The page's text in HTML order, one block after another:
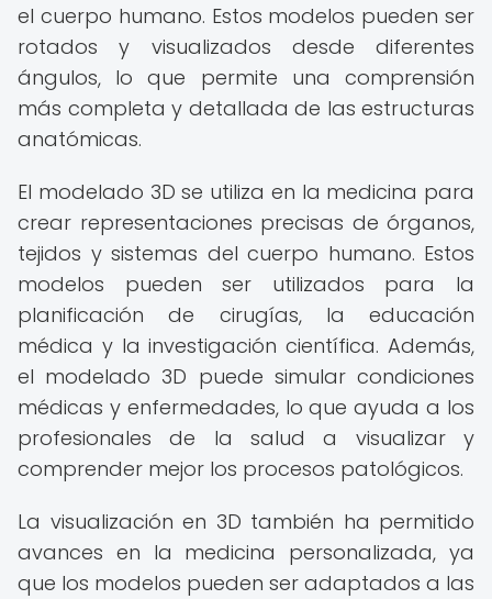
el cuerpo humano. Estos modelos pueden ser
rotados y visualizados desde diferentes
ángulos, lo que permite una comprensión
más completa y detallada de las estructuras
anatómicas.
El modelado 3D se utiliza en la medicina para
crear representaciones precisas de órganos,
tejidos y sistemas del cuerpo humano. Estos
modelos pueden ser utilizados para la
planificación de cirugías, la educación
médica y la investigación científica. Además,
el modelado 3D puede simular condiciones
médicas y enfermedades, lo que ayuda a los
profesionales de la salud a visualizar y
comprender mejor los procesos patológicos.
La visualización en 3D también ha permitido
avances en la medicina personalizada, ya
que los modelos pueden ser adaptados a las